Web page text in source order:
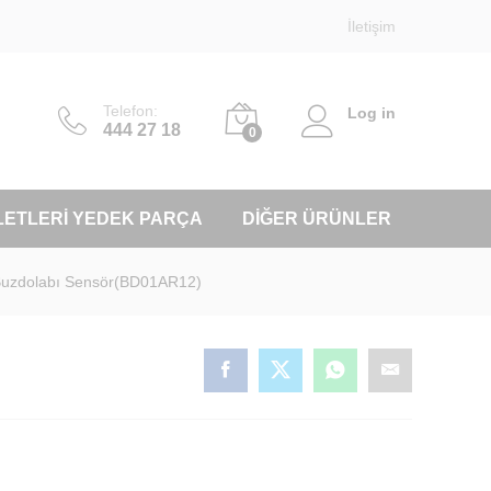
İletişim
Telefon:
444 27 18 0
Log in
YEDEK PARÇA DIĞER ÜRÜNLER
Sensör(BD01AR12)